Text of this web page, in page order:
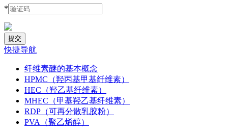
*
快捷导航
纤维素醚的基本概念
HPMC（羟丙基甲基纤维素）
HEC（羟乙基纤维素）
MHEC（甲基羟乙基纤维素）
RDP（可再分散乳胶粉）
PVA（聚乙烯醇）